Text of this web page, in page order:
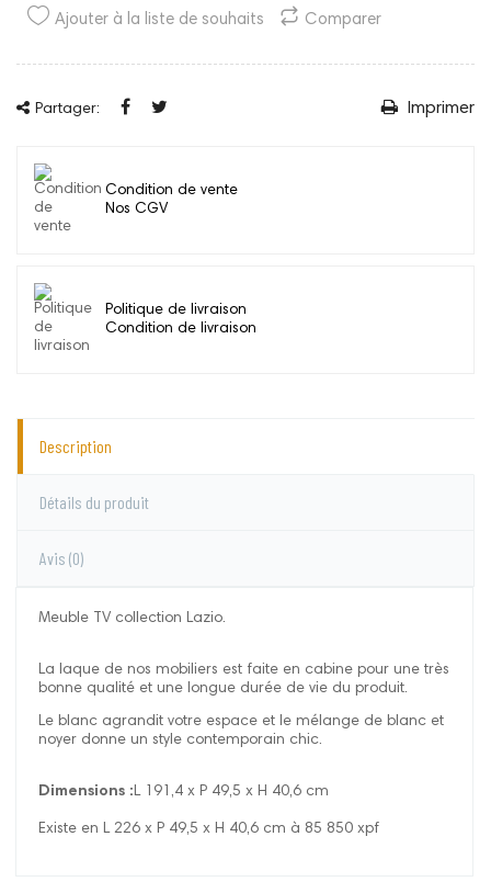
Ajouter à la liste de souhaits Comparer
Partager: Imprimer
Condition de vente
Nos CGV
Politique de livraison
Condition de livraison
Description
Détails du produit
Avis (0)
Meuble TV collection Lazio.
La laque de nos mobiliers est faite en cabine pour une très
bonne qualité et une longue durée de vie du produit.
Le blanc agrandit votre espace et le mélange de blanc et
noyer donne un style contemporain chic.
Dimensions : L 191,4 x P 49,5 x H 40,6 cm
Existe en L 226 x P 49,5 x H 40,6 cm à 85 850 xpf